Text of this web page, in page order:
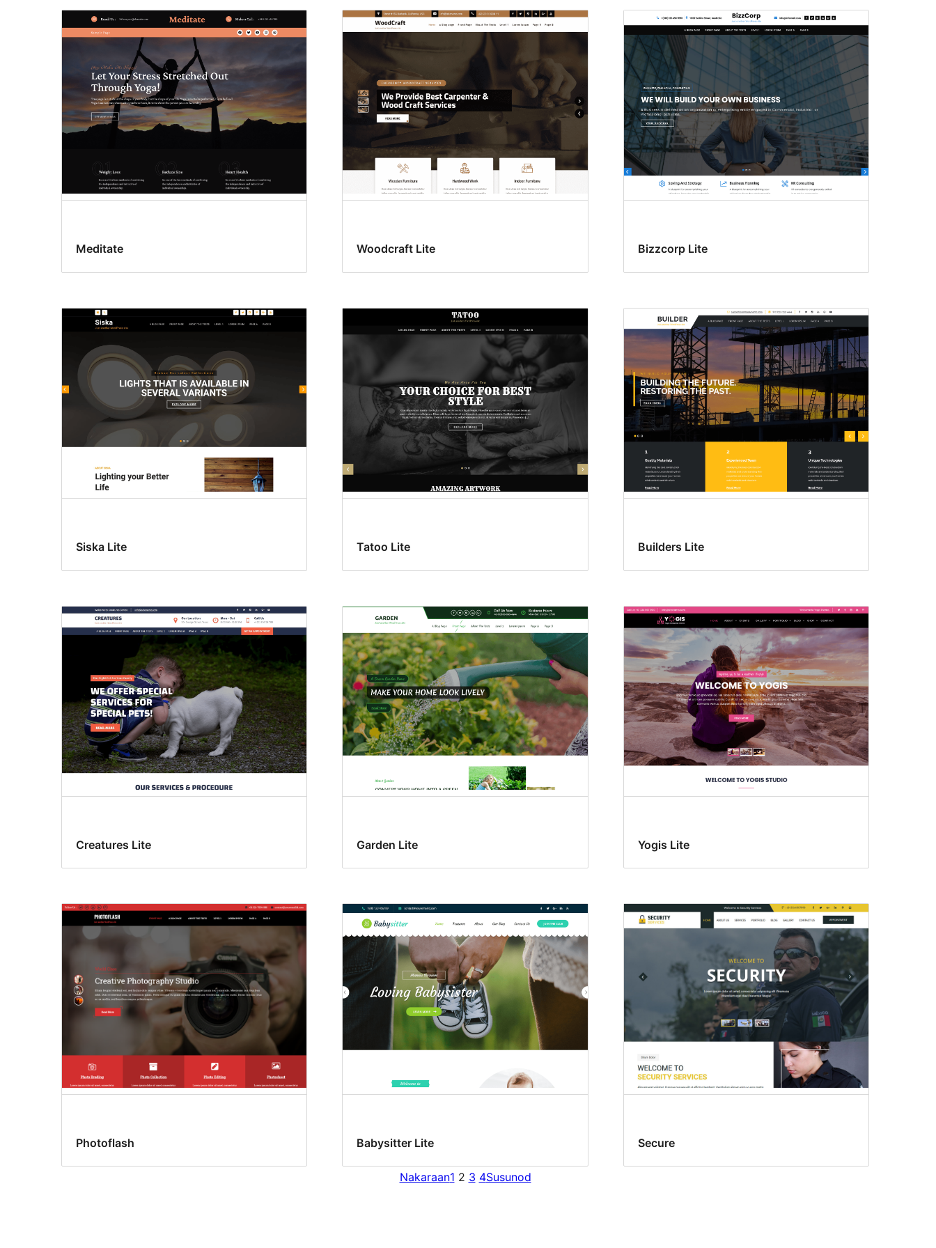
Meditate Woodcraft Lite Bizzcorp Lite
Siska Lite Tatoo Lite Builders Lite
Creatures Lite Garden Lite Yogis Lite
Photoflash Babysitter Lite Secure
Nakaraan1 2 3 4Susunod